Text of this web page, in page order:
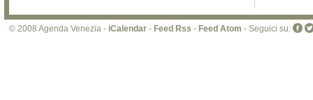
di
sito
© 2008 Agenda Venezia - iCalendar - Feed Rss - Feed Atom - Seguici su: